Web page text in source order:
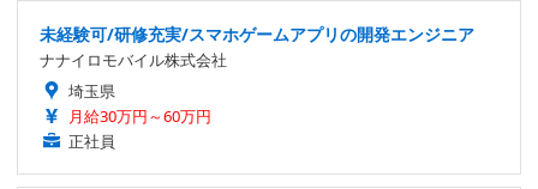
未経験可/研修充実/スマホゲームアプリの開発エンジニア
ナナイロモバイル株式会社
埼玉県
月給30万円～60万円
正社員